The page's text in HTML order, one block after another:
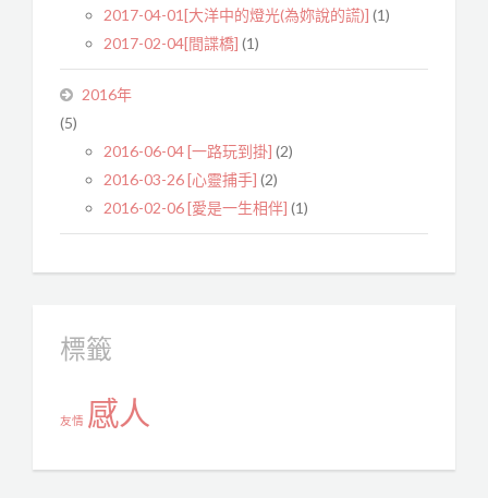
2017-04-01[大洋中的燈光(為妳說的謊)] (1)
2017-02-04[間諜橋] (1)
2016年
(5)
2016-06-04 [一路玩到掛] (2)
2016-03-26 [心靈捕手] (2)
2016-02-06 [愛是一生相伴] (1)
標籤
友情 感人